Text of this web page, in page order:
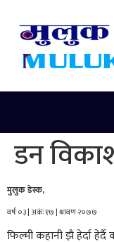
डन
मुलुक डेस्क,
वर्षः ०३ | अकंः १७ | श्रावण २०७७
फिल्मी कहानी झै हेर्दा